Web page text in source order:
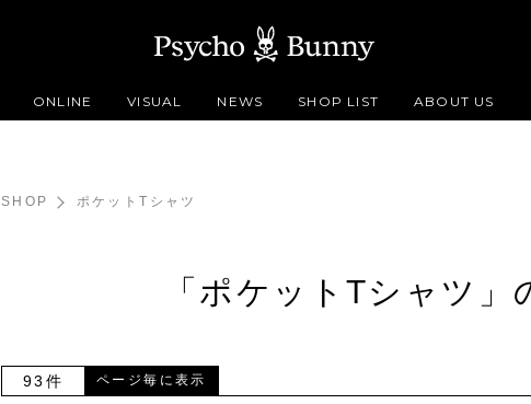
ONLINE VISUAL NEWS SHOP LIST ABOUT US
SHOP ポケットTシャツ
「ポケットTシャツ」
93件 ページ毎に表示